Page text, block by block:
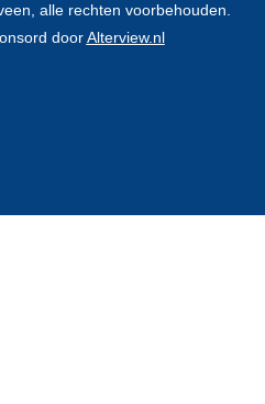
alle rechten voorbehouden.
doorAlterview.nl